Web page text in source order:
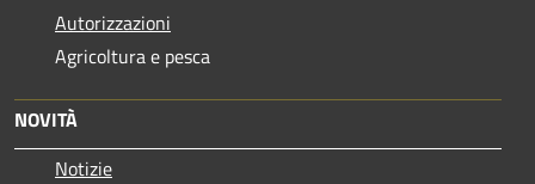
Autorizzazioni
Agricoltura e pesca
NOVITÀ
Notizie